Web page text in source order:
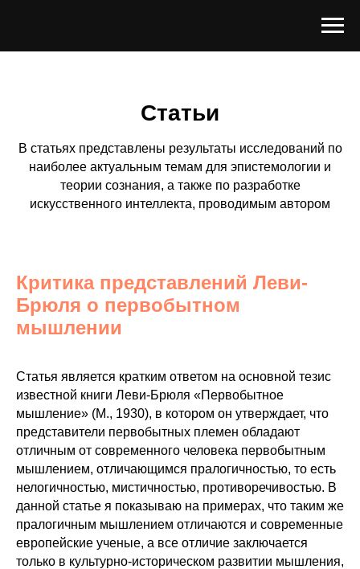
Статьи
В статьях представлены результаты исследований по
наиболее актуальным темам для эпистемологии и
теории сознания, а также по разработке
искусственного интеллекта, проводимым автором
Критика представлений Леви-
Брюля о первобытном
мышлении
Статья является кратким ответом на основной тезис
известной книги Леви-Брюля «Первобытное
мышление» (М., 1930), в котором он утверждает, что
представители первобытных племен обладают
отличным от современного человека первобытным
мышлением, отличающимся пралогичностью, то есть
нелогичностью, мистичностью, противоречивостью. В
данной статье я показываю на примерах, что таким же
пралогичным мышлением отличаются и современные
европейские ученые, а все отличие заключается
только в культурно-историческом развитии мышления,